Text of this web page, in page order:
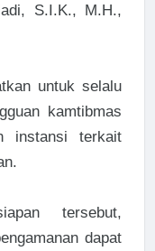
S.I.K., M.H.,
untuk selalu
kamtibmas
instansi terkait
tersebut,
dapat